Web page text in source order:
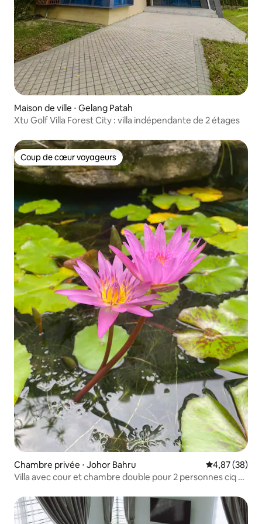
Maison de ville ⋅ Gelang Patah
Xtu Golf Villa Forest City : villa indépendante de 2 étages
Coup de cœur voyageurs
Coup de cœur voyageurs
Chambre privée ⋅ Johor Bahru Évaluation
4,87 (38)
Villa avec cour et chambre double pour 2 personnes ciq Jb